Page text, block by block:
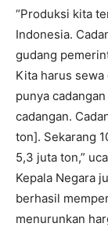
“Produksi kita
Indonesia.
gudang
Kita harus
punya
cadangan.
ton]. Sekarang
5,3 juta ton,”
Kepala Negara
berhasil
menurunkan